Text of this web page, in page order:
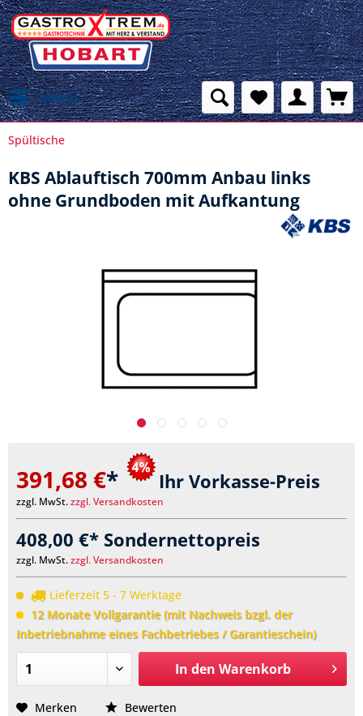
Menü
Spültische
KBS Ablauftisch 700mm Anbau links
ohne Grundboden mit Aufkantung
391,68 €* Ihr Vorkasse-Preis
zzgl. MwSt.zzgl. Versandkosten
408,00 €* Sondernettopreis
zzgl. MwSt.zzgl. Versandkosten
Lieferzeit 5 - 7 Werktage
12 Monate Vollgarantie (mit Nachweis bzgl. der
Inbetriebnahme eines Fachbetriebes / Garantieschein)
In den Warenkorb
Merken Bewerten